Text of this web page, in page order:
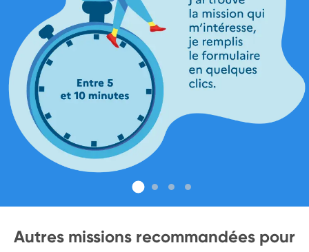
Autres missions recommandées pour